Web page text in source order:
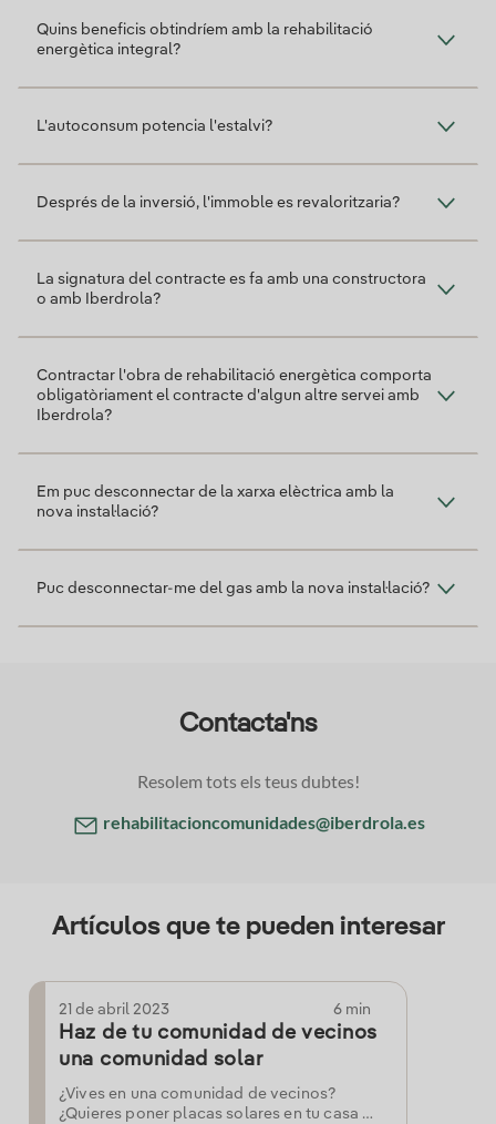
Quins beneficis obtindríem amb la rehabilitació
energètica integral?
L'autoconsum potencia l'estalvi?
Després de la inversió, l'immoble es revaloritzaria?
La signatura del contracte es fa amb una constructora
o amb Iberdrola?
Contractar l'obra de rehabilitació energètica comporta
obligatòriament el contracte d'algun altre servei amb
Iberdrola?
Em puc desconnectar de la xarxa elèctrica amb la
nova instal·lació?
Puc desconnectar-me del gas amb la nova instal·lació?
Contacta'ns
Resolem tots els teus dubtes!
rehabilitacioncomunidades@iberdrola.es
Artículos que te pueden interesar
21 de abril 2023 6 min
Haz de tu comunidad de vecinos
una comunidad solar
¿Vives en una comunidad de vecinos?
¿Quieres poner placas solares en tu casa y